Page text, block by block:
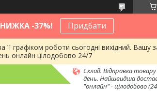
-37%! Придбати
графіком роботи сьогодні вихідний. Вашу
онлайн цілодобово 24/7
Склад. Відправка
день. Найшвидша
"онлайн" - цілодобово